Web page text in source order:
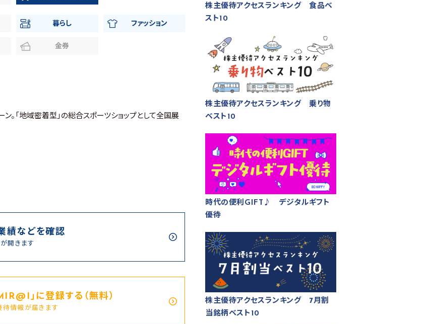
暮らし ファッション
金券
。「地域密着型」の総合スポーツショップとして全国展
績などを確認
開きます
｣に登録する（無料）
情報が届きます
株主優待アクセスランキング 食品ベ
スト10
株主優待アクセスランキング 乗り物
ベスト10
時代の便利GIFT♪ デジタルギフト
優待
株主優待アクセスランキング 7月割
当銘柄ベスト10